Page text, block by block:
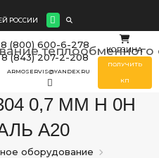
РОССИИ
8 (800) 600-6-278
8 (843) 207-2-208
ARMOSERVIS@YANDEX.RU
КОРЗИНА
ПОЛУЧИТЬ
КП
0,7 ММ H 0H
A20
оборудование